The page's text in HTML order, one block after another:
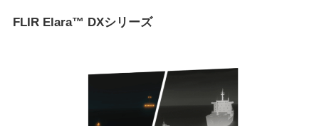
FLIR Elara™ DXシリーズ